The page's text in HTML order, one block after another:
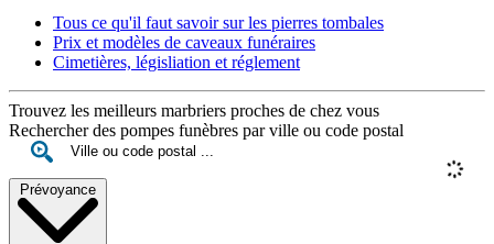
Tous ce qu'il faut savoir sur les pierres tombales
Prix et modèles de caveaux funéraires
Cimetières, législiation et réglement
Trouvez les meilleurs marbriers proches de chez vous
Rechercher des pompes funèbres par ville ou code postal
Prévoyance